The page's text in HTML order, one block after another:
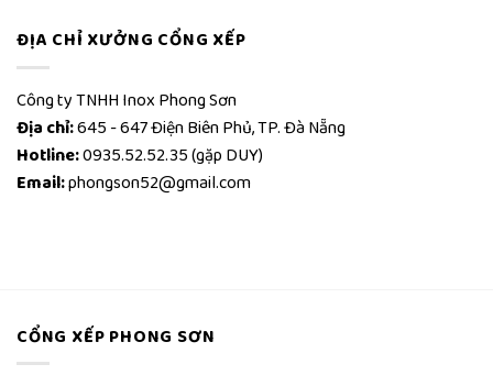
ĐỊA CHỈ XƯỞNG CỔNG XẾP
Công ty TNHH Inox Phong Sơn
Địa chỉ:645 - 647 Điện Biên Phủ, TP. Đà Nẵng
Hotline:0935.52.52.35 (gặp DUY)
Email:phongson52@gmail.com
CỔNG XẾP PHONG SƠN